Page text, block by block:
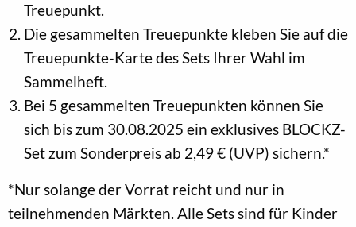
Treuepunkt.
Die gesammelten Treuepunkte kleben Sie auf die
Treuepunkte-Karte des Sets Ihrer Wahl im
Sammelheft.
Bei 5 gesammelten Treuepunkten können Sie
sich bis zum 30.08.2025 ein exklusives BLOCKZ-
Set zum Sonderpreis ab 2,49 € (UVP) sichern.*
*Nur solange der Vorrat reicht und nur in
teilnehmenden Märkten. Alle Sets sind für Kinder